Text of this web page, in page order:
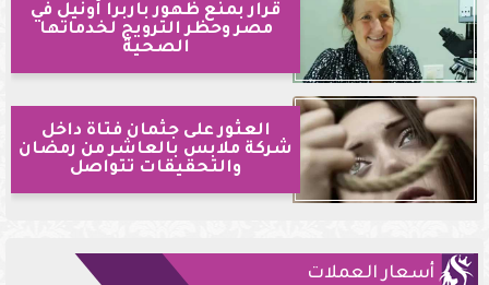
قرار بمنع ظهور باربرا أونيل في
مصر وحظر الترويج لخدماتها
الصحية
العثور على جثمان فتاة داخل
شركة ملابس بالعاشر من رمضان
والتحقيقات تتواصل
أسعار العملات